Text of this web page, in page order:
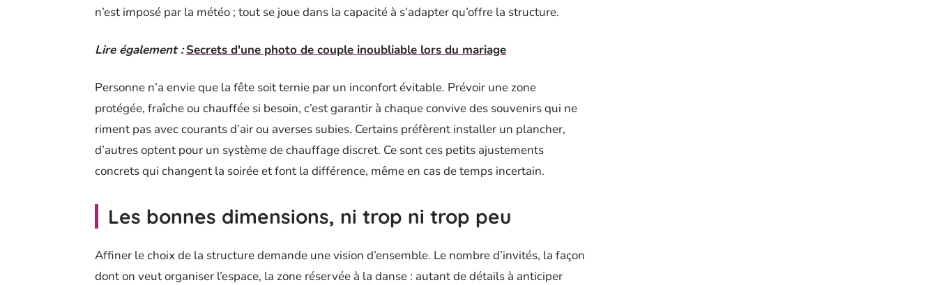
n’est imposé par la météo ; tout se joue dans la capacité à s’adapter qu’offre la structure.
Lire également : Secrets d'une photo de couple inoubliable lors du mariage
Personne n’a envie que la fête soit ternie par un inconfort évitable. Prévoir une zone
protégée, fraîche ou chauffée si besoin, c’est garantir à chaque convive des souvenirs qui ne
riment pas avec courants d’air ou averses subies. Certains préfèrent installer un plancher,
d’autres optent pour un système de chauffage discret. Ce sont ces petits ajustements
concrets qui changent la soirée et font la différence, même en cas de temps incertain.
Les bonnes dimensions, ni trop ni trop peu
Affiner le choix de la structure demande une vision d’ensemble. Le nombre d’invités, la façon
dont on veut organiser l’espace, la zone réservée à la danse : autant de détails à anticiper